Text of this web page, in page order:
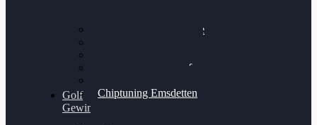
Bilgenroth Performance
Chiptuning Schüttorf
Chiptuning Emsdetten
Golf
Gewinnspiel